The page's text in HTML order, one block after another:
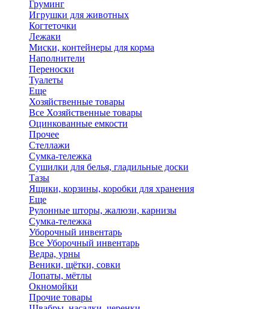
Груминг
Игрушки для животных
Когтеточки
Лежаки
Миски, контейнеры для корма
Наполнители
Переноски
Туалеты
Еще
Хозяйственные товары
Все Хозяйственные товары
Оцинкованные емкости
Прочее
Стеллажи
Сумка-тележка
Сушилки для белья, гладильные доски
Тазы
Ящики, корзины, коробки для хранения
Еще
Рулонные шторы, жалюзи, карнизы
Сумка-тележка
Уборочный инвентарь
Все Уборочный инвентарь
Ведра, урны
Веники, щётки, совки
Лопаты, мётлы
Окномойки
Прочие товары